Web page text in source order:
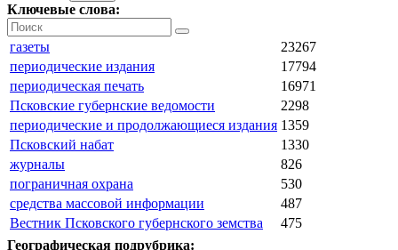
Ключевые слова:
газеты
23267
периодические издания
17794
периодическая печать
16971
Псковские губернские ведомости
2298
периодические и продолжающиеся издания 1359
Псковский набат
1330
журналы
826
пограничная охрана
530
средства массовой информации
487
Вестник Псковского губернского земства
475
Географическая подрубрика: